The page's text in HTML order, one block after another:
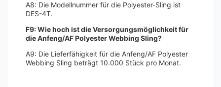
A8: Die Modellnummer für die Polyester-Sling ist
DES-4T.
F9: Wie hoch ist die Versorgungsmöglichkeit für
die Anfeng/AF Polyester Webbing Sling?
A9: Die Lieferfähigkeit für die Anfeng/AF Polyester
Webbing Sling beträgt 10.000 Stück pro Monat.